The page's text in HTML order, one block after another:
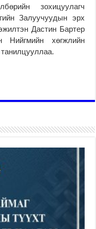
зохицуулагч
Залуучуудын эрх
Дастин Бартер
Нийгмийн хөгжлийн